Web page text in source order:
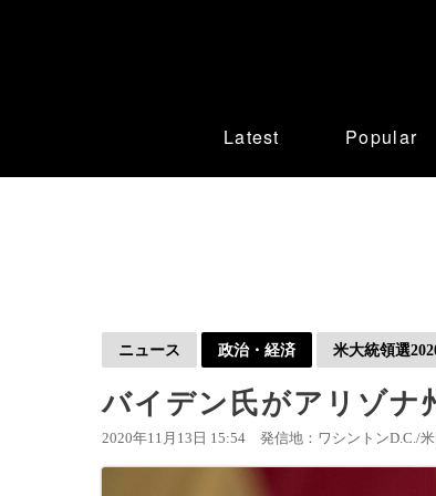
Latest Popular
ニュース 政治・経済 米大統領選
バイデン氏がアリゾナ
2020年11月13日 15:54 発信地：ワシントンD.C./